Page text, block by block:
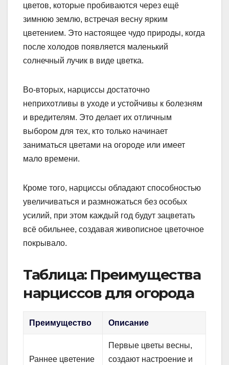
цветов, которые пробиваются через ещё
зимнюю землю, встречая весну ярким
цветением. Это настоящее чудо природы, когда
после холодов появляется маленький
солнечный лучик в виде цветка.
Во-вторых, нарциссы достаточно
неприхотливы в уходе и устойчивы к болезням
и вредителям. Это делает их отличным
выбором для тех, кто только начинает
заниматься цветами на огороде или имеет
мало времени.
Кроме того, нарциссы обладают способностью
увеличиваться и размножаться без особых
усилий, при этом каждый год будут зацветать
всё обильнее, создавая живописное цветочное
покрывало.
Таблица: Преимущества
нарциссов для огорода
Преимущество Описание
Раннее цветение
Первые цветы весны,
создают настроение и